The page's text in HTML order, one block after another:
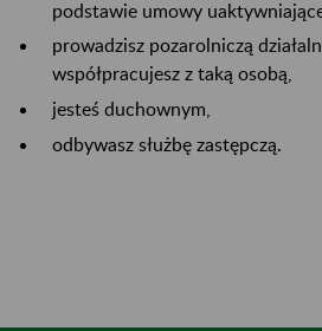
podstawie umowy
prowadzisz pozarolniczą
współpracujesz z taką osobą,
jesteś duchownym,
odbywasz służbę zastępczą.